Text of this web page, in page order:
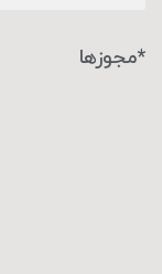
*مجوزها